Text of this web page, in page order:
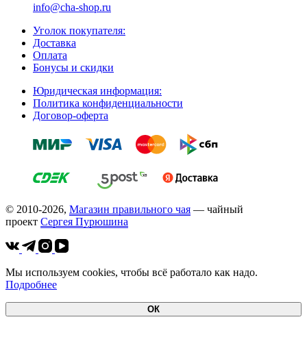
info@cha-shop.ru
Уголок покупателя:
Доставка
Оплата
Бонусы и скидки
Юридическая информация:
Политика конфиденциальности
Договор-оферта
© 2010-2026, Магазин правильного чая — чайный
проект Cергея Пурюшина
Мы используем cookies, чтобы всё работало как надо.
Подробнее
ОК